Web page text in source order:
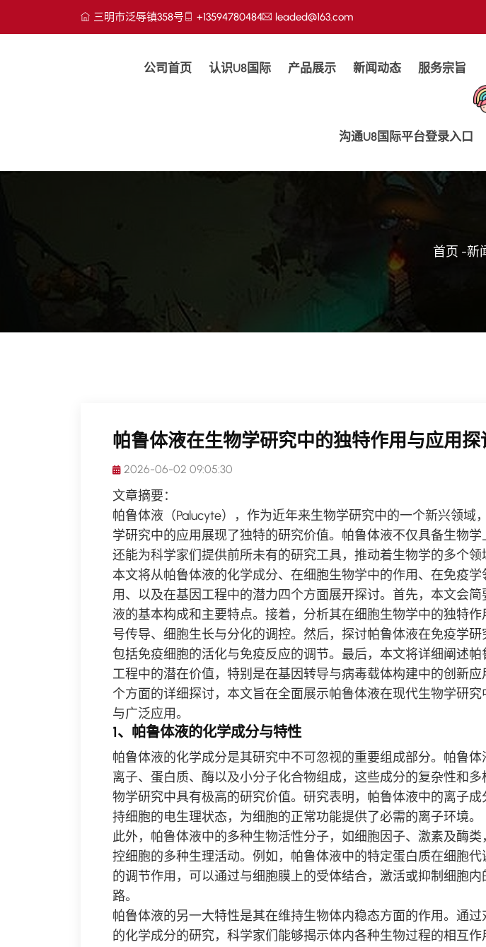
三明市泛辱镇358号 +13594780484 leaded@163.com
公司首页 认识U8国际 产品展示 新闻动态 服务宗旨
沟通u8国际平台登录入口
首页 -新
帕鲁体液在生物学研究中的独特作用与应用探
2026-06-02 09:05:30
文章摘要：
帕鲁体液（Palucyte），作为近年来生物学研究中的一个新兴领域
学研究中的应用展现了独特的研究价值。帕鲁体液不仅具备生物学
还能为科学家们提供前所未有的研究工具，推动着生物学的多个领
本文将从帕鲁体液的化学成分、在细胞生物学中的作用、在免疫学
用、以及在基因工程中的潜力四个方面展开探讨。首先，本文会
液的基本构成和主要特点。接着，分析其在细胞生物学中的独特作
号传导、细胞生长与分化的调控。然后，探讨帕鲁体液在免疫学研
包括免疫细胞的活化与免疫反应的调节。最后，本文将详细阐述帕
工程中的潜在价值，特别是在基因转导与病毒载体构建中的创新应
个方面的详细探讨，本文旨在全面展示帕鲁体液在现代生物学研究
与广泛应用。
1、帕鲁体液的化学成分与特性
帕鲁体液的化学成分是其研究中不可忽视的重要组成部分。帕鲁体
离子、蛋白质、酶以及小分子化合物组成，这些成分的复杂性和多
物学研究中具有极高的研究价值。研究表明，帕鲁体液中的离子
持细胞的电生理状态，为细胞的正常功能提供了必需的离子环境。
此外，帕鲁体液中的多种生物活性分子，如细胞因子、激素及酶类
控细胞的多种生理活动。例如，帕鲁体液中的特定蛋白质在细胞代
的调节作用，可以通过与细胞膜上的受体结合，激活或抑制细胞内
路。
帕鲁体液的另一大特性是其在维持生物体内稳态方面的作用。通过
的化学成分的研究，科学家们能够揭示体内各种生物过程的相互